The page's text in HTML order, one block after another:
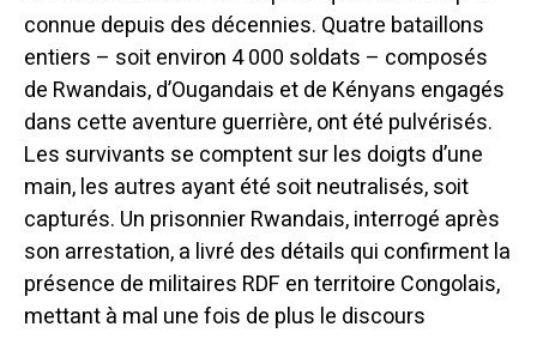
connue depuis des décennies. Quatre bataillons
entiers – soit environ 4 000 soldats – composés
de Rwandais, d’Ougandais et de Kényans engagés
dans cette aventure guerrière, ont été pulvérisés.
Les survivants se comptent sur les doigts d’une
main, les autres ayant été soit neutralisés, soit
capturés. Un prisonnier Rwandais, interrogé après
son arrestation, a livré des détails qui confirment la
présence de militaires RDF en territoire Congolais,
mettant à mal une fois de plus le discours